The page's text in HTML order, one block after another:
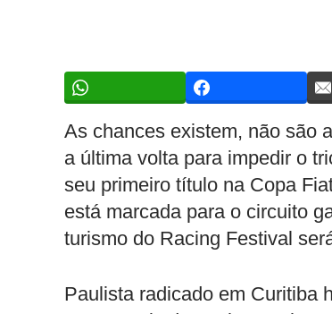
As chances existem, não são
a última volta para impedir o
seu primeiro título na Copa
está marcada para o circuito
turismo do Racing Festival
Paulista radicado em Curitiba